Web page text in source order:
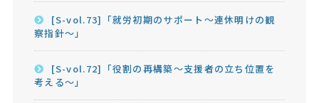
[S-vol.73]「就労初期のサポート～連休明けの観
察指針～」
[S-vol.72]「役割の再構築～支援者の立ち位置を
考える～」